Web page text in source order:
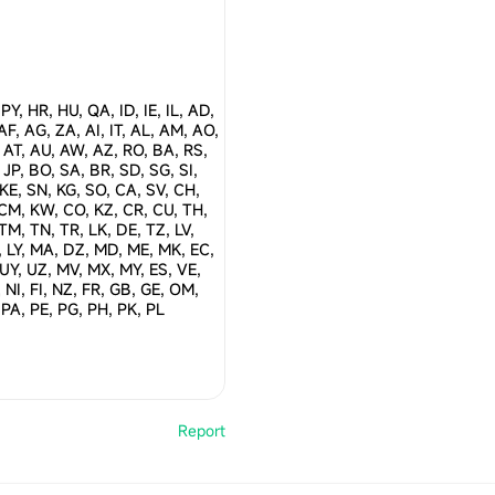
HR, HU, QA, ID, IE, IL, AD,
AG, ZA, AI, IT, AL, AM, AO,
AU, AW, AZ, RO, BA, RS,
JP, BO, SA, BR, SD, SG, SI,
SN, KG, SO, CA, SV, CH,
KW, CO, KZ, CR, CU, TH,
TN, TR, LK, DE, TZ, LV,
LY, MA, DZ, MD, ME, MK, EC,
UZ, MV, MX, MY, ES, VE,
NI, FI, NZ, FR, GB, GE, OM,
PE, PG, PH, PK, PL
Report